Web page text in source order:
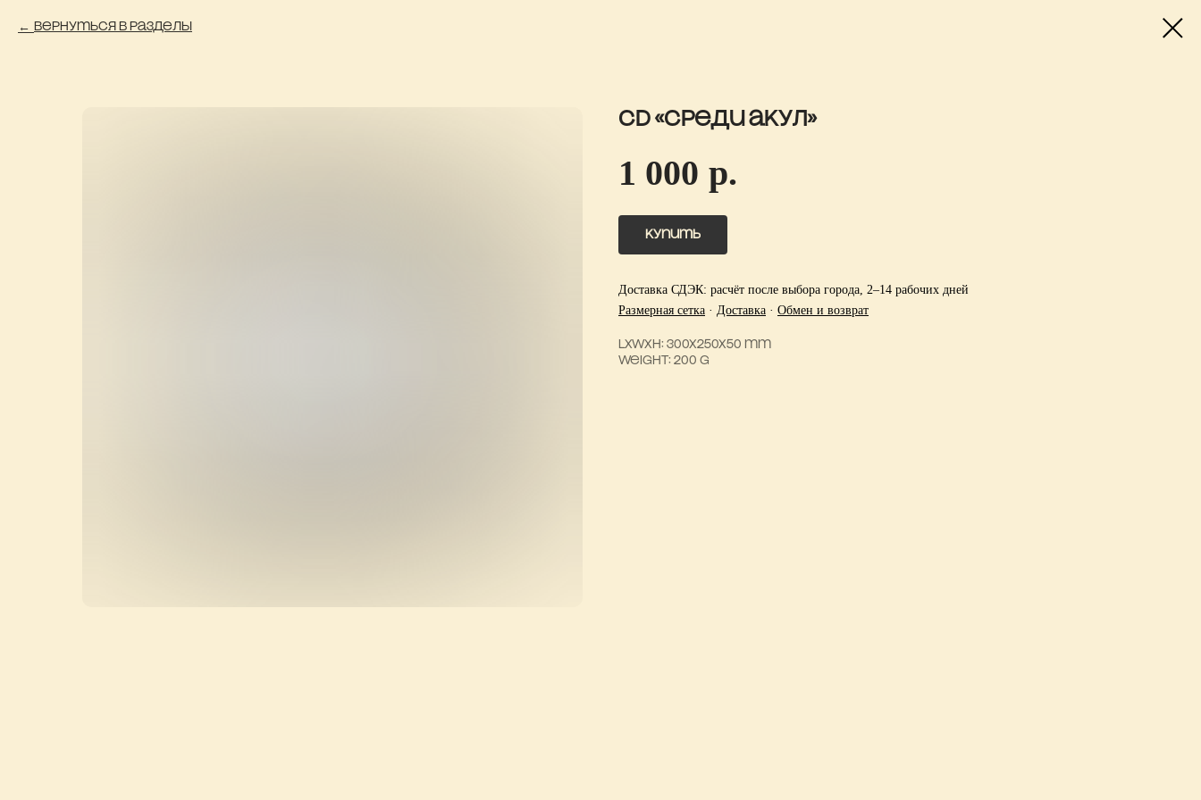
Вернуться в разделы
CD «Среди акул»
1 000 р.
Купить
Доставка СДЭК: расчёт после выбора города, 2–14 рабочих дней
Размерная сетка · Доставка · Обмен и возврат
LxWxH: 300x250x50 mm
Weight: 200 g